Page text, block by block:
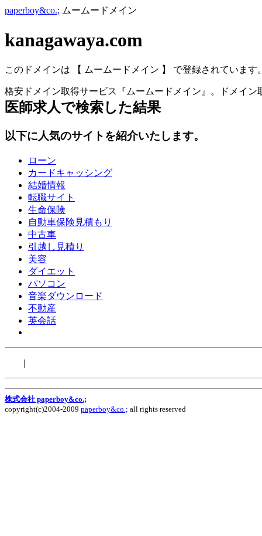
paperboy&co.; ムームードメイン
kanagawaya.com
このドメインは 【 ムームードメイン 】 で登録されています
格安ドメイン取得サービス『ムームードメイン』。ドメイン
医師求人で検索した結果
以下に人気のサイトを紹介いたします。
ローン
カードキャッシング
結婚情報
転職サイト
生命保険
自動車保険見積もり
中古車
引越し見積り
美容
ダイエット
パソコン
音楽ダウンロード
不動産
英会話
|
株式会社 paperboy&co.;
copyright(c)2004-2009 paperboy&co.; all rights reserved